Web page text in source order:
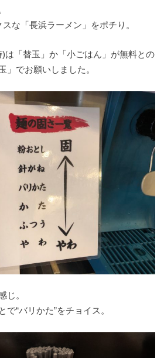
な「長浜ラーメン」をポチり。
は「替玉」か「小ごはん」が無料との
」でお願いしました。
じ。
“バリかた”をチョイス。